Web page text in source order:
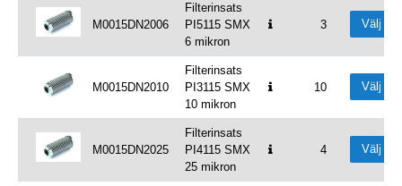
M0015DN2006
Filterinsats
PI5115 SMX
6 mikron
3 Välj
M0015DN2010
Filterinsats
PI3115 SMX
10 mikron
10 Välj
M0015DN2025
Filterinsats
PI4115 SMX
25 mikron
4 Välj